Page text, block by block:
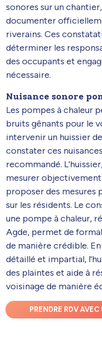
sonores sur un
documenter
riverains. Ces
déterminer les
des occupants et
nécessaire.
Nuisance sonore
Les pompes à chaleur
bruits gênants pour le
intervenir un huissier
constater ces
recommandé.
mesurer
proposer des mesures
sur les résidents. Le
une pompe à chaleur,
Agde, permet de
de manière crédible.
détaillé et impartial,
des plaintes et aide à
voisinage de manière
PRENDRE RDV